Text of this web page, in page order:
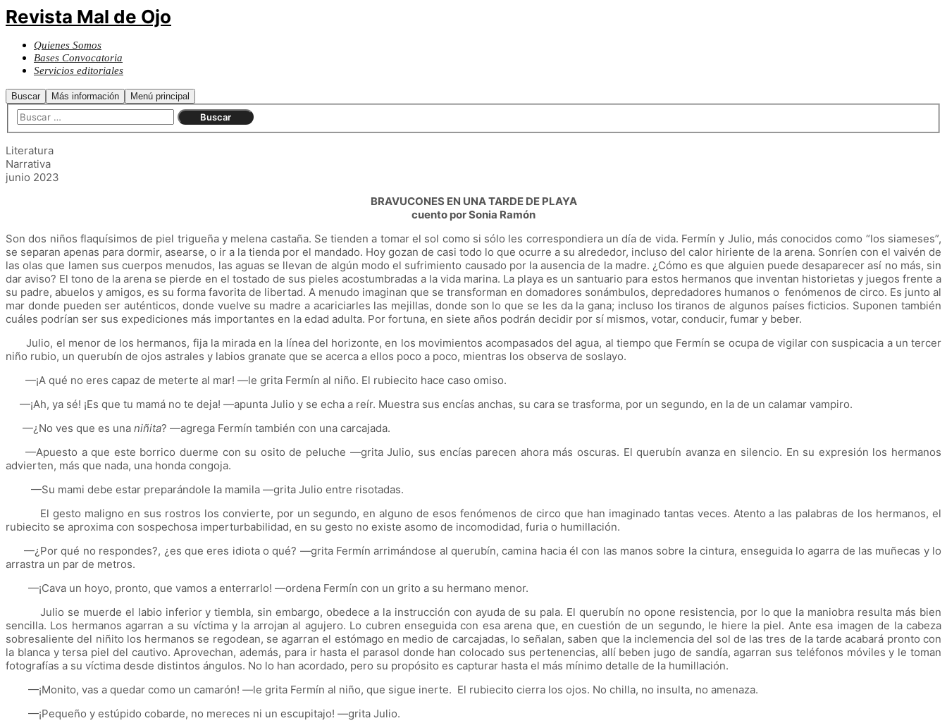
Revista Mal de Ojo
Quienes Somos
Bases Convocatoria
Servicios editoriales
Buscar Más información Menú principal
Literatura
Narrativa
junio 2023
BRAVUCONES EN UNA TARDE DE PLAYA
cuento por Sonia Ramón
Son dos niños flaquísimos de piel trigueña y melena castaña. Se tienden a tomar el sol como si sólo les correspondiera un día de vida. Fermín y Julio, más conocidos como “los siameses”,
se separan apenas para dormir, asearse, o ir a la tienda por el mandado. Hoy gozan de casi todo lo que ocurre a su alrededor, incluso del calor hiriente de la arena. Sonríen con el vaivén de
las olas que lamen sus cuerpos menudos, las aguas se llevan de algún modo el sufrimiento causado por la ausencia de la madre. ¿Cómo es que alguien puede desaparecer así no más, sin
dar aviso? El tono de la arena se pierde en el tostado de sus pieles acostumbradas a la vida marina. La playa es un santuario para estos hermanos que inventan historietas y juegos frente a
su padre, abuelos y amigos, es su forma favorita de libertad. A menudo imaginan que se transforman en domadores sonámbulos, depredadores humanos o fenómenos de circo. Es junto al
mar donde pueden ser auténticos, donde vuelve su madre a acariciarles las mejillas, donde son lo que se les da la gana; incluso los tiranos de algunos países ficticios. Suponen también
cuáles podrían ser sus expediciones más importantes en la edad adulta. Por fortuna, en siete años podrán decidir por sí mismos, votar, conducir, fumar y beber.
Julio, el menor de los hermanos, fija la mirada en la línea del horizonte, en los movimientos acompasados del agua, al tiempo que Fermín se ocupa de vigilar con suspicacia a un tercer
niño rubio, un querubín de ojos astrales y labios granate que se acerca a ellos poco a poco, mientras los observa de soslayo.
—¡A qué no eres capaz de meterte al mar! —le grita Fermín al niño. El rubiecito hace caso omiso.
—¡Ah, ya sé! ¡Es que tu mamá no te deja! —apunta Julio y se echa a reír. Muestra sus encías anchas, su cara se trasforma, por un segundo, en la de un calamar vampiro.
—¿No ves que es una niñita? —agrega Fermín también con una carcajada.
—Apuesto a que este borrico duerme con su osito de peluche —grita Julio, sus encías parecen ahora más oscuras. El querubín avanza en silencio. En su expresión los hermanos
advierten, más que nada, una honda congoja.
—Su mami debe estar preparándole la mamila —grita Julio entre risotadas.
El gesto maligno en sus rostros los convierte, por un segundo, en alguno de esos fenómenos de circo que han imaginado tantas veces. Atento a las palabras de los hermanos, el
rubiecito se aproxima con sospechosa imperturbabilidad, en su gesto no existe asomo de incomodidad, furia o humillación.
—¿Por qué no respondes?, ¿es que eres idiota o qué? —grita Fermín arrimándose al querubín, camina hacia él con las manos sobre la cintura, enseguida lo agarra de las muñecas y lo
arrastra un par de metros.
—¡Cava un hoyo, pronto, que vamos a enterrarlo! —ordena Fermín con un grito a su hermano menor.
Julio se muerde el labio inferior y tiembla, sin embargo, obedece a la instrucción con ayuda de su pala. El querubín no opone resistencia, por lo que la maniobra resulta más bien
sencilla. Los hermanos agarran a su víctima y la arrojan al agujero. Lo cubren enseguida con esa arena que, en cuestión de un segundo, le hiere la piel. Ante esa imagen de la cabeza
sobresaliente del niñito los hermanos se regodean, se agarran el estómago en medio de carcajadas, lo señalan, saben que la inclemencia del sol de las tres de la tarde acabará pronto con
la blanca y tersa piel del cautivo. Aprovechan, además, para ir hasta el parasol donde han colocado sus pertenencias, allí beben jugo de sandía, agarran sus teléfonos móviles y le toman
fotografías a su víctima desde distintos ángulos. No lo han acordado, pero su propósito es capturar hasta el más mínimo detalle de la humillación.
—¡Monito, vas a quedar como un camarón! —le grita Fermín al niño, que sigue inerte. El rubiecito cierra los ojos. No chilla, no insulta, no amenaza.
—¡Pequeño y estúpido cobarde, no mereces ni un escupitajo! —grita Julio.